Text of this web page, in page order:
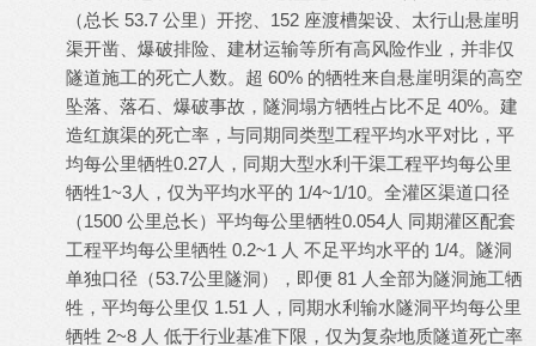
（总长 53.7 公里）开挖、152 座渡槽架设、太行山悬崖明
渠开凿、爆破排险、建材运输等所有高风险作业，并非仅
隧道施工的死亡人数。超 60% 的牺牲来自悬崖明渠的高空
坠落、落石、爆破事故，隧洞塌方牺牲占比不足 40%。建
造红旗渠的死亡率，与同期同类型工程平均水平对比，平
均每公里牺牲0.27人，同期大型水利干渠工程平均每公里
牺牲1~3人，仅为平均水平的 1/4~1/10。全灌区渠道口径
（1500 公里总长）平均每公里牺牲0.054人 同期灌区配套
工程平均每公里牺牲 0.2~1 人 不足平均水平的 1/4。隧洞
单独口径（53.7公里隧洞），即便 81 人全部为隧洞施工牺
牲，平均每公里仅 1.51 人，同期水利输水隧洞平均每公里
牺牲 2~8 人 低于行业基准下限，仅为复杂地质隧道死亡率